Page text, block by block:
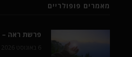
מאמרים פופולריים
פרשת ראה –